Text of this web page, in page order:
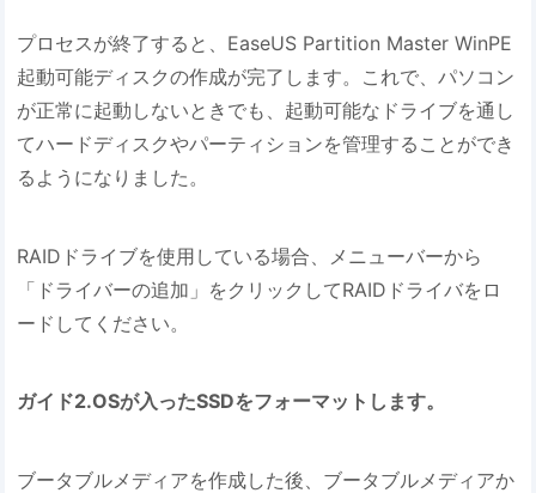
プロセスが終了すると、EaseUS Partition Master WinPE
起動可能ディスクの作成が完了します。これで、パソコン
が正常に起動しないときでも、起動可能なドライブを通し
てハードディスクやパーティションを管理することができ
るようになりました。
RAIDドライブを使用している場合、メニューバーから
「ドライバーの追加」をクリックしてRAIDドライバをロ
ードしてください。
ガイド2.OSが入ったSSDをフォーマットします。
ブータブルメディアを作成した後、ブータブルメディアか